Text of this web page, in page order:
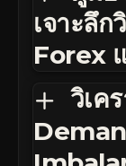
เจาะลึก
Forex
วิเค